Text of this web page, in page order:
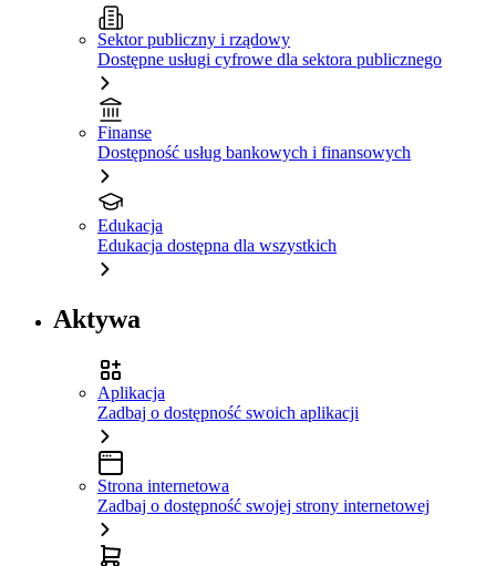
Sektor publiczny i rządowy
Dostępne usługi cyfrowe dla sektora publicznego
Finanse
Dostępność usług bankowych i finansowych
Edukacja
Edukacja dostępna dla wszystkich
Aktywa
Aplikacja
Zadbaj o dostępność swoich aplikacji
Strona internetowa
Zadbaj o dostępność swojej strony internetowej